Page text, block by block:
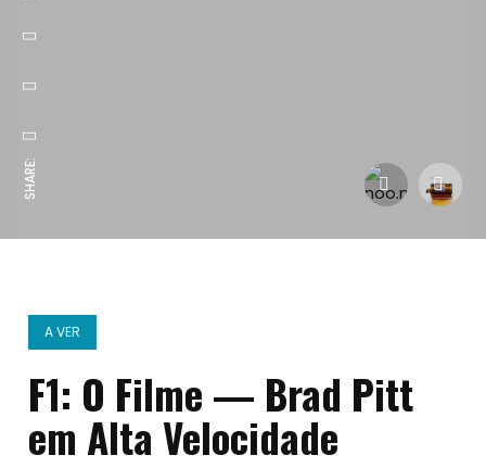
SHARE:
A VER
F1: O Filme — Brad Pitt
em Alta Velocidade